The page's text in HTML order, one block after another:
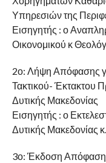
Υπηρεσιών της
Εισηγητής : ο
Οικονομικού κ
2ο: Λήψη Απόφασης
Τακτικού- Έκτακτου
Δυτικής Μακεδονίας
Εισηγητής : ο
Δυτικής Μακεδονίας
3ο: Έκδοση